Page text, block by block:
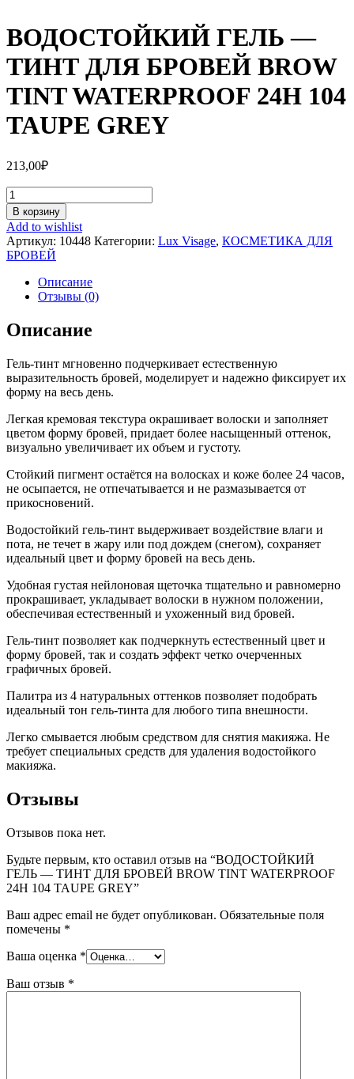
ВОДОСТОЙКИЙ ГЕЛЬ —
ТИНТ ДЛЯ БРОВЕЙ BROW
TINT WATERPROOF 24H 104
TAUPE GREY
213,00₽
Количество
ВОДОСТОЙКИЙ
ГЕЛЬ
-
ТИНТ
ДЛЯ
БРОВЕЙ
BROW
WATERPROOF
24H
TAUPE
GREY
В корзину
Add to wishlist
Артикул: 10448 Категории: Lux Visage, КОСМЕТИКА ДЛЯ
БРОВЕЙ
Описание
Отзывы (0)
Описание
Гель-тинт мгновенно подчеркивает естественную
выразительность бровей, моделирует и надежно фиксирует их
форму на весь день.
Легкая кремовая текстура окрашивает волоски и заполняет
цветом форму бровей, придает более насыщенный оттенок,
визуально увеличивает их объем и густоту.
Стойкий пигмент остаётся на волосках и коже более 24 часов,
не осыпается, не отпечатывается и не размазывается от
прикосновений.
Водостойкий гель-тинт выдерживает воздействие влаги и
пота, не течет в жару или под дождем (снегом), сохраняет
идеальный цвет и форму бровей на весь день.
Удобная густая нейлоновая щеточка тщательно и равномерно
прокрашивает, укладывает волоски в нужном положении,
обеспечивая естественный и ухоженный вид бровей.
Гель-тинт позволяет как подчеркнуть естественный цвет и
форму бровей, так и создать эффект четко очерченных
графичных бровей.
Палитра из 4 натуральных оттенков позволяет подобрать
идеальный тон гель-тинта для любого типа внешности.
Легко смывается любым средством для снятия макияжа. Не
требует специальных средств для удаления водостойкого
макияжа.
Отзывы
Отзывов пока нет.
Будьте первым, кто оставил отзыв на “ВОДОСТОЙКИЙ
ГЕЛЬ — ТИНТ ДЛЯ БРОВЕЙ BROW TINT WATERPROOF
24H 104 TAUPE GREY”
Ваш адрес email не будет опубликован. Обязательные поля
помечены *
Ваша оценка *
Ваш отзыв *